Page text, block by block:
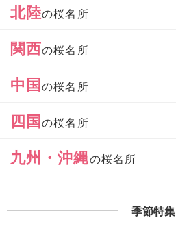
北陸の桜名所
関西の桜名所
中国の桜名所
四国の桜名所
九州・沖縄の桜名所
季節特集